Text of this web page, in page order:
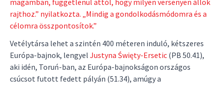
magamban, függetlenül attól, hogy milyen versenyen állok
rajthoz.” nyilatkozta. „Mindig a gondolkodásmódomra és a
célomra összpontosítok.”
Vetélytársa lehet a szintén 400 méteren induló, kétszeres
Európa-bajnok, lengyel Justyna Święty-Ersetic (PB 50.41),
aki idén, Toruń-ban, az Európa-bajnokságon országos
csúcsot futott fedett pályán (51.34), amúgy a